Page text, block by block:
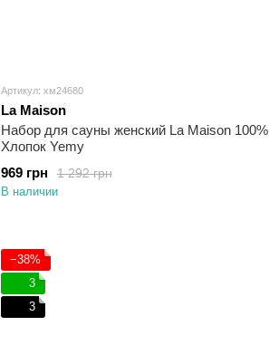
Артикул: хм24680
La Maison
Набор для сауны женский La Maison 100%
Хлопок Yemy
1 292 грн
969 грн
В наличии
−38%
3
3